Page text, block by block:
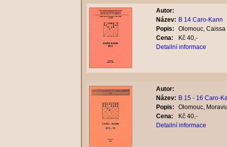
Autor:
Název: B 14 Caro-Kann
Popis:
Olomouc,
Cena:
Kč 40,-
Detailní informace
Autor:
Název: B 15 - 16 Caro-
Popis:
Olomouc,
Cena:
Kč 40,-
Detailní informace